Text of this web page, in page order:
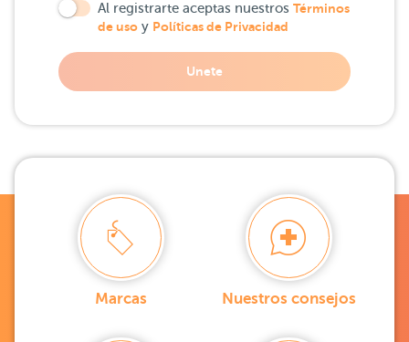
Al registrarte aceptas nuestros Términos
de uso y Políticas de Privacidad
Unete
Marcas Nuestros consejos